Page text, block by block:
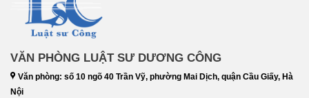
VĂN PHÒNG LUẬT SƯ DƯƠNG CÔNG
Văn phòng: số 10 ngõ 40 Trần Vỹ, phường Mai Dịch, quận Cầu Giấy, Hà
Nội